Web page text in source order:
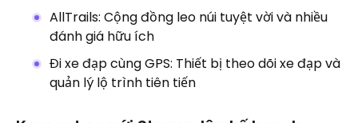
AllTrails: Cộng đồng leo núi tuyệt vời và nhiều
đánh giá hữu ích
Đi xe đạp cùng GPS: Thiết bị theo dõi xe đạp và
quản lý lộ trình tiên tiến